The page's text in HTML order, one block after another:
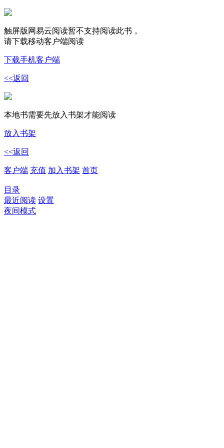
触屏版网易云阅读暂不支持阅读此书，
请下载移动客户端阅读
下载手机客户端
<<返回
本地书需要先放入书架才能阅读
放入书架
<<返回
客户端 充值 加入书架 首页
目录
最近阅读 设置
夜间模式